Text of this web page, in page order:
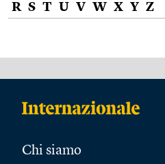
R S T U V W X Y Z
Chi siamo